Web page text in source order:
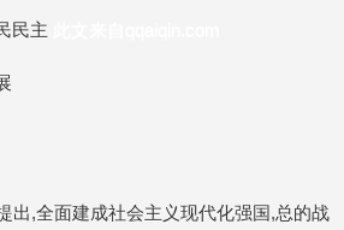
民主
出,全面建成社会主义现代化强国,总的战